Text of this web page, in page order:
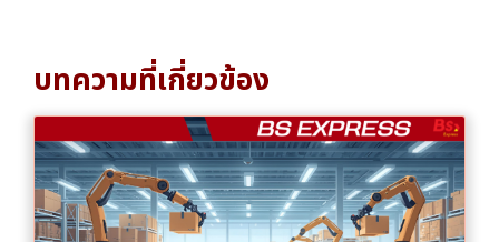
บทความที่เกี่ยวข้อง